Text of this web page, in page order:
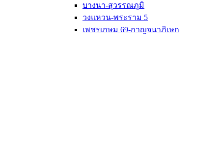
บางนา-สุวรรณภูมิ
วงแหวน-พระราม 5
เพชรเกษม 69-กาญจนาภิเษก